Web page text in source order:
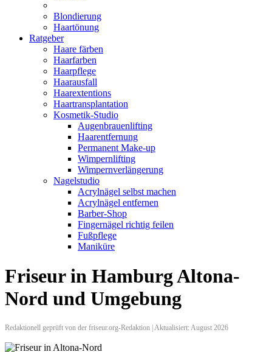
Blondierung
Haartönung
Ratgeber
Haare färben
Haarfarben
Haarpflege
Haarausfall
Haarextentions
Haartransplantation
Kosmetik-Studio
Augenbrauenlifting
Haarentfernung
Permanent Make-up
Wimpernlifting
Wimpernverlängerung
Nagelstudio
Acrylnägel selbst machen
Acrylnägel entfernen
Barber-Shop
Fingernägel richtig feilen
Fußpflege
Maniküre
Friseur in Hamburg Altona-
Nord und Umgebung
Redaktionell geprüft von der friseur.org-Redaktion | Aktualisiert: August 2026